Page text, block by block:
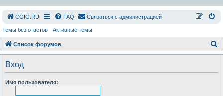
СGIG.RU FAQ Связаться с администрацией
Темы без ответов Активные темы
Список форумов
о
Вход
Имя пользователя: